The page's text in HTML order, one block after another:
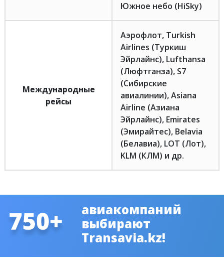
Южное небо (HiSky)
Международные
рейсы
Аэрофлот, Turkish
Airlines (Туркиш
Эйрлайнс), Lufthansa
(Люфтганза), S7
(Сибирские
авиалинии), Asiana
Airline (Азиана
Эйрлайнс), Emirates
(Эмирайтес), Belavia
(Белавиа), LOT (Лот),
KLM (КЛМ) и др.
авиакомпаний
выбирают
Transavia.kz!